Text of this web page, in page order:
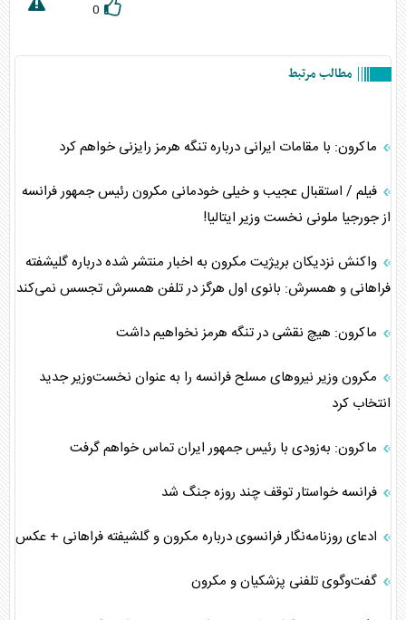
0
مطالب مرتبط
ماکرون: با مقامات ایرانی درباره تنگه هرمز رایزنی خواهم کرد
فیلم / استقبال عجیب و خیلی خودمانی مکرون رئیس جمهور فرانسه
از جورجیا ملونی نخست وزیر ایتالیا!
واکنش نزدیکان بریژیت مکرون به اخبار منتشر شده درباره گلیشفته
فراهانی و همسرش: بانوی اول هرگز در تلفن همسرش تجسس نمی‌کند
ماکرون: هیچ نقشی در تنگه هرمز نخواهیم داشت
مکرون وزیر نیرو‌های مسلح فرانسه را به عنوان نخست‌وزیر جدید
انتخاب کرد
ماکرون: به‌زودی با رئیس جمهور ایران تماس خواهم گرفت
فرانسه خواستار توقف چند روزه جنگ شد
ادعای روزنامه‌نگار فرانسوی درباره مکرون و گلشیفته فراهانی + عکس
گفت‌وگوی تلفنی پزشکیان و مکرون